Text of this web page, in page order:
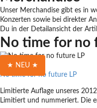
Unser Merchandise gibt es in
Konzerten sowie bei direkter
Du in der Detailansicht der
No time for no
★ NEU ★
No time for no future LP
Limitierte Auflage unseres
Limitiert und nummeriert. Die